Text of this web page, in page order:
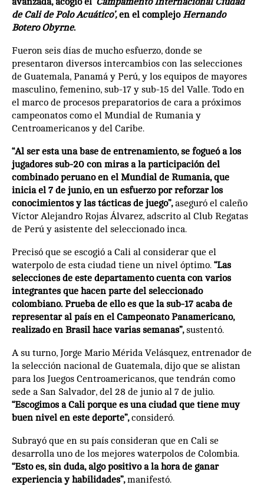
de Cali de Polo Acuático’,en el complejoHernando
Botero Obyrne.
Fueron seis días de mucho esfuerzo, donde se
presentaron diversos intercambios con las selecciones
de Guatemala, Panamá y Perú, y los equipos de mayores
masculino, femenino, sub-17 y sub-15 del Valle. Todo en
el marco de procesos preparatorios de cara a próximos
campeonatos como el Mundial de Rumania y
Centroamericanos y del Caribe.
“Al ser esta una base de entrenamiento, se fogueó a los
jugadores sub-20 con miras a la participación del
combinado peruano en el Mundial de Rumania, que
inicia el 7 de junio, en un esfuerzo por reforzar los
conocimientos y las tácticas de juego”,aseguró el caleño
Víctor Alejandro Rojas Álvarez, adscrito al Club Regatas
de Perú y asistente del seleccionado inca.
Precisó que se escogió a Cali al considerar que el
waterpolo de esta ciudad tiene un nivel óptimo. “Las
selecciones de este departamento cuenta con varios
integrantes que hacen parte del seleccionado
colombiano. Prueba de ello es que la sub-17 acaba de
representar al país en el Campeonato Panamericano,
realizado en Brasil hace varias semanas”,sustentó.
A su turno, Jorge Mario Mérida Velásquez, entrenador de
la selección nacional de Guatemala, dijo que se alistan
para los Juegos Centroamericanos, que tendrán como
sede a San Salvador, del 28 de junio al 7 de julio.
“Escogimos a Cali porque es una ciudad que tiene muy
buen nivel en este deporte”,consideró.
Subrayó que en su país consideran que en Cali se
desarrolla uno de los mejores waterpolos de Colombia.
“Esto es, sin duda, algo positivo a la hora de ganar
experiencia y habilidades”,manifestó.